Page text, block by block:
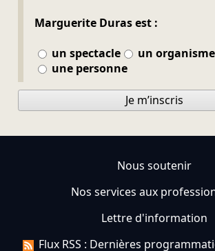
Marguerite Duras est :
un spectacle
un organisme
une personne
Je m’inscris
Nous soutenir
Nos services aux
Lettre d'information
Flux RSS : Dernières